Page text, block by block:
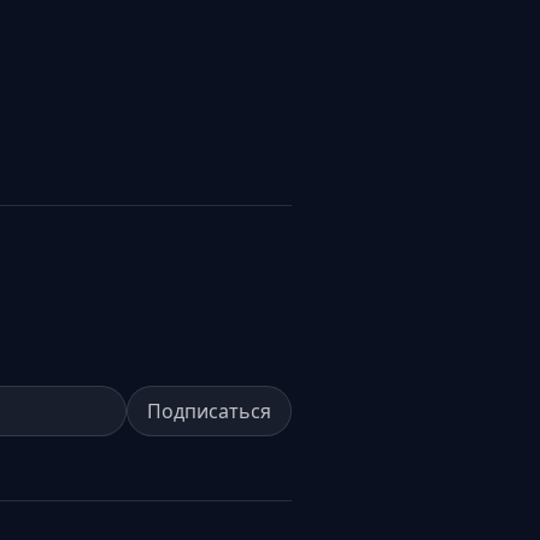
Подписаться